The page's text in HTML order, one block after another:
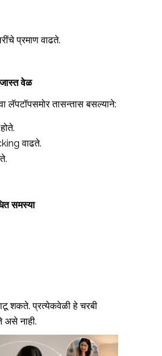
प्रमाण वाढते.
वेळ
लॅपटॉपसमोर तासन्तास बसल्याने:
वाढते.
समस्या
शकते. प्रत्येकवेळी हे चरबी
नाही.